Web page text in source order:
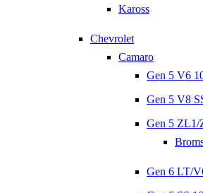
Kaross
Chevrolet
Camaro
Gen 5 V6
Gen 5 V8
Gen 5 ZL1/
Gen 6 LT/